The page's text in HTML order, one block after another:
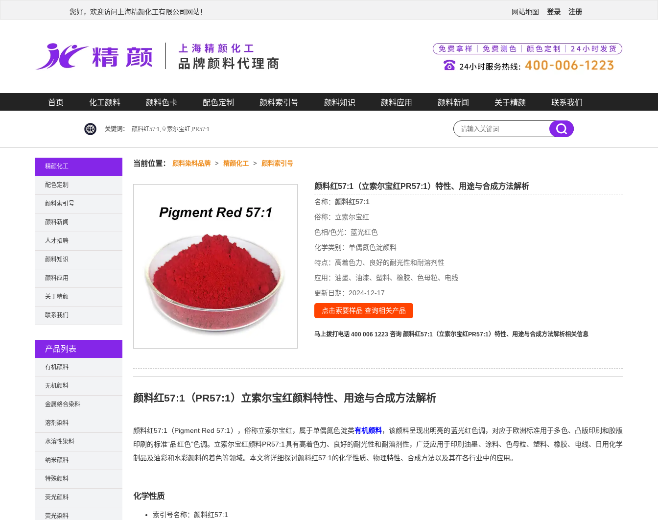
您好，欢迎访问上海精颜化工有限公司网站！ 网站地图 登录 注册
首页 化工颜料 颜料色卡 配色定制 颜料索引号 颜料知识 颜料应用 颜料新闻 关于精颜 联系我们
关键词： 颜料红57:1,立索尔宝红,PR57:1
当前位置： 颜料染料品牌 > 精颜化工 > 颜料索引号
颜料红57:1（立索尔宝红PR57:1）特性、用途与合成方法解析
名称： 颜料红57:1
俗称： 立索尔宝红
色相/色光： 蓝光红色
化学类别： 单偶氮色淀颜料
特点： 高着色力、良好的耐光性和耐溶剂性
应用： 油墨、油漆、塑料、橡胶、色母粒、电线
更新日期： 2024-12-17
点击索要样品 查询相关产品
马上拨打电话 400 006 1223 咨询 颜料红57:1（立索尔宝红PR57:1）特性、用途与合成方法解析相关信息
颜料红57:1（PR57:1）立索尔宝红颜料特性、用途与合成方法解析
颜料红57:1（Pigment Red 57:1），俗称立索尔宝红，属于单偶氮色淀类有机颜料，该颜料呈现出明亮的蓝光红色调，对应于欧洲标准用于多色、凸版印刷和胶版
印刷的标准“品红色”色调。立索尔宝红颜料PR57:1具有高着色力、良好的耐光性和耐溶剂性，广泛应用于印刷油墨、涂料、色母粒、塑料、橡胶、电线、日用化学
制品及油彩和水彩颜料的着色等领域。本文将详细探讨颜料红57:1的化学性质、物理特性、合成方法以及其在各行业中的应用。
化学性质
索引号名称：颜料红57:1
精颜化工
配色定制
颜料索引号
颜料新闻
人才招聘
颜料知识
颜料应用
关于精颜
联系我们
产品列表
有机颜料
无机颜料
金属络合染料
溶剂染料
水溶性染料
纳米颜料
特殊颜料
荧光颜料
荧光染料